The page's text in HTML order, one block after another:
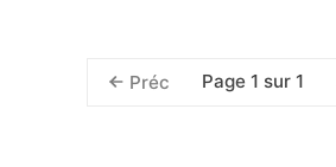
Préc Page 1 sur 1